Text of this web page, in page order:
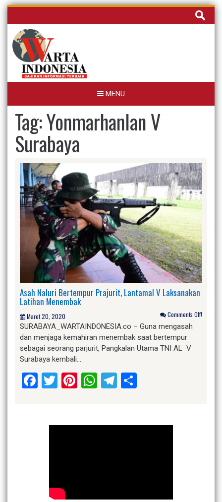
Skip
content
Cari
untuk:
MENU
Tag:Yonmarhanlan V
Surabaya
Asah Naluri Bertempur Prajurit, Lantamal V Laksanakan
Latihan Menembak
Maret 20, 2020 Comments Off!
SURABAYA_WARTAINDONESIA.co – Guna mengasah
dan menjaga kemahiran menembak saat bertempur
sebagai seorang parjurit, Pangkalan Utama TNI AL V
Surabaya kembali…
Facebook
Twitter
Pinterest
WhatsApp
Telegram